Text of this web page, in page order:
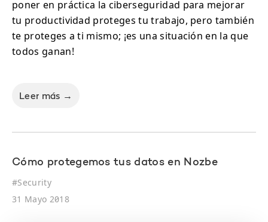
poner en práctica la ciberseguridad para mejorar
tu productividad proteges tu trabajo, pero también
te proteges a ti mismo; ¡es una situación en la que
todos ganan!
Leer más →
Cómo protegemos tus datos en Nozbe
#Security
31 Mayo 2018